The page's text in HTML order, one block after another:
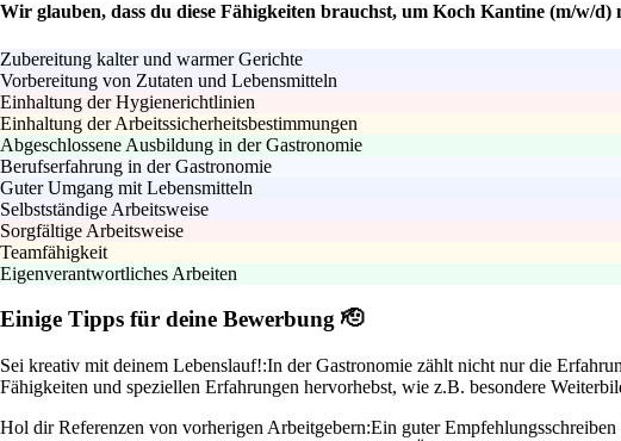
Wir glauben, dass du diese Fähigkeiten brauchst, um Koch Kantine (m/w/d)
Zubereitung kalter und warmer Gerichte
Vorbereitung von Zutaten und Lebensmitteln
Einhaltung der Hygienerichtlinien
Einhaltung der Arbeitssicherheitsbestimmungen
Abgeschlossene Ausbildung in der Gastronomie
Berufserfahrung in der Gastronomie
Guter Umgang mit Lebensmitteln
Selbstständige Arbeitsweise
Sorgfältige Arbeitsweise
Teamfähigkeit
Eigenverantwortliches Arbeiten
Einige Tipps für deine Bewerbung 🫡
Sei kreativ mit deinem Lebenslauf!:In der Gastronomie zählt nicht nur die
Fähigkeiten und speziellen Erfahrungen hervorhebst, wie z.B. besondere
Hol dir Referenzen von vorherigen Arbeitgebern:Ein guter